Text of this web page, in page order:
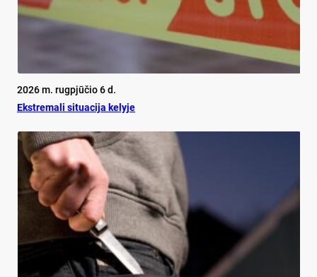
2026 m. rugpjūčio 6 d.
Ekst­re­ma­li si­tua­ci­ja ke­ly­je